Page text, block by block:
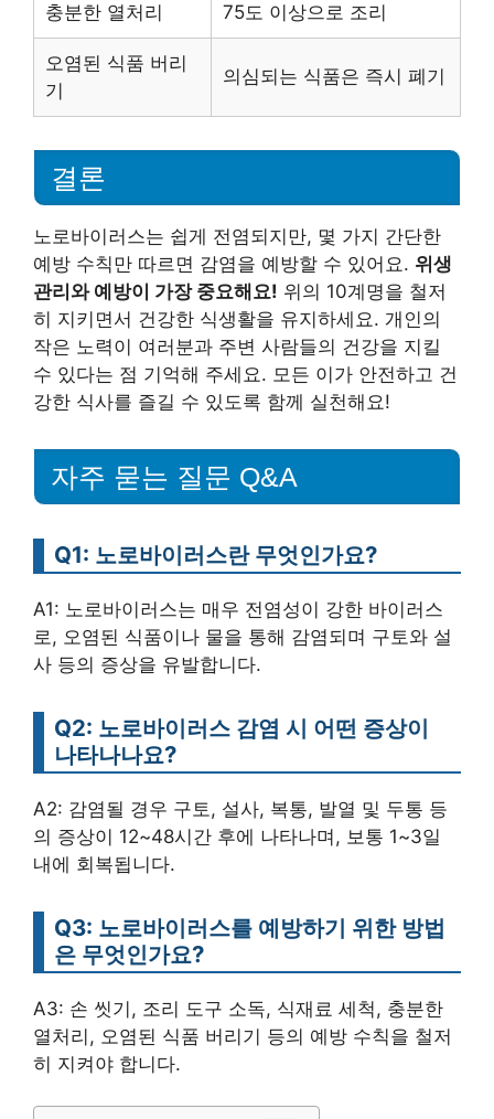
충분한 열처리 75도 이상으로 조리
오염된 식품 버리
기
의심되는 식품은 즉시 폐기
결론
노로바이러스는 쉽게 전염되지만, 몇 가지 간단한
예방 수칙만 따르면 감염을 예방할 수 있어요. 위생
관리와 예방이 가장 중요해요! 위의 10계명을 철저
히 지키면서 건강한 식생활을 유지하세요. 개인의
작은 노력이 여러분과 주변 사람들의 건강을 지킬
수 있다는 점 기억해 주세요. 모든 이가 안전하고 건
강한 식사를 즐길 수 있도록 함께 실천해요!
자주 묻는 질문 Q&A
Q1: 노로바이러스란 무엇인가요?
A1: 노로바이러스는 매우 전염성이 강한 바이러스
로, 오염된 식품이나 물을 통해 감염되며 구토와 설
사 등의 증상을 유발합니다.
Q2: 노로바이러스 감염 시 어떤 증상이
나타나나요?
A2: 감염될 경우 구토, 설사, 복통, 발열 및 두통 등
의 증상이 12~48시간 후에 나타나며, 보통 1~3일
내에 회복됩니다.
Q3: 노로바이러스를 예방하기 위한 방법
은 무엇인가요?
A3: 손 씻기, 조리 도구 소독, 식재료 세척, 충분한
열처리, 오염된 식품 버리기 등의 예방 수칙을 철저
히 지켜야 합니다.